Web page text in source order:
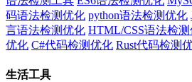
码语法检测优化 python语法检测优化
言语法检测优化 HTML/CSS语法检
优化 C#代码检测优化 Rust代码检测
生活工具